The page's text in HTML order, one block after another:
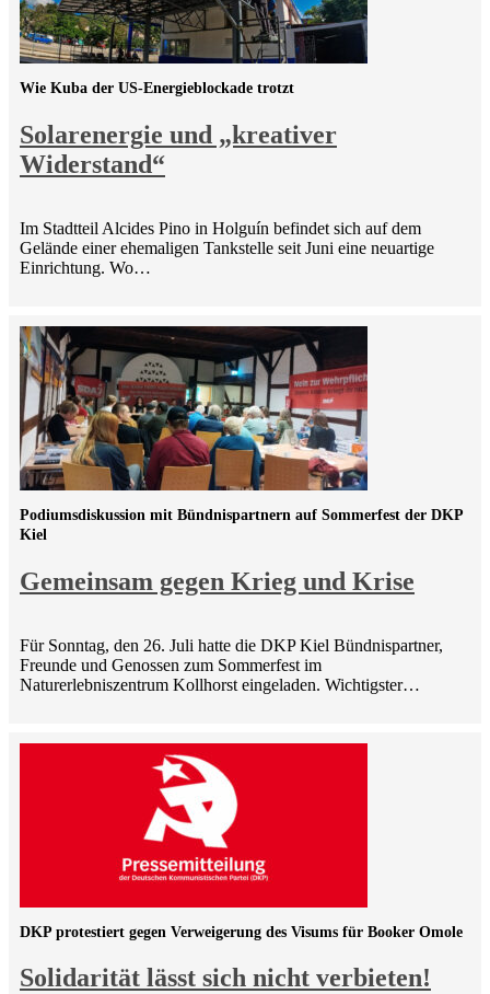
Solarenergie und „kreativer
Widerstand“
Wie Kuba der US-Energieblockade trotzt
Im Stadtteil Alcides Pino in Holguín befindet sich auf dem
Gelände einer ehemaligen Tankstelle seit Juni eine neuartige
Einrichtung. Wo…
Gemeinsam gegen Krieg und Krise
Podiumsdiskussion mit Bündnispartnern auf Sommerfest der DKP
Kiel
Für Sonntag, den 26. Juli hatte die DKP Kiel Bündnispartner,
Freunde und Genossen zum Sommerfest im
Naturerlebniszentrum Kollhorst eingeladen. Wichtigster…
Solidarität lässt sich nicht verbieten!
DKP protestiert gegen Verweigerung des Visums für Booker Omole